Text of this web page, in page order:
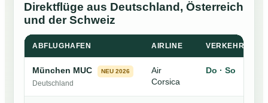
Direktflüge aus Deutschland, Österreich
und der Schweiz
ABFLUGHAFEN AIRLINE
München MUC NEU 2026
Deutschland
Air
Corsica
Do · So